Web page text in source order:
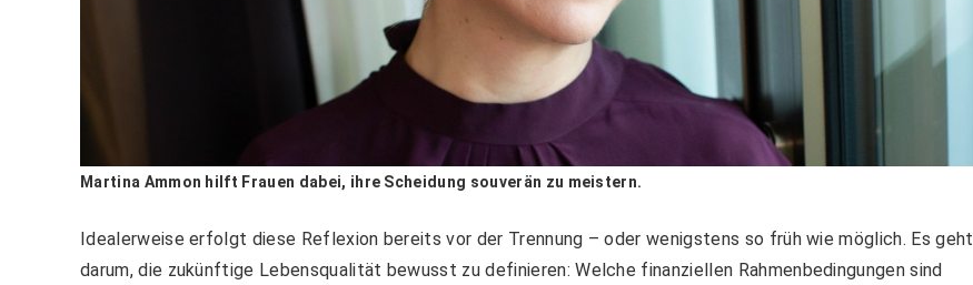
Martina Ammon hilft Frauen dabei, ihre Scheidung souverän zu meistern.
Idealerweise erfolgt diese Reflexion bereits vor der Trennung – oder wenigstens so früh wie möglich. Es geht
darum, die zukünftige Lebensqualität bewusst zu definieren: Welche finanziellen Rahmenbedingungen sind